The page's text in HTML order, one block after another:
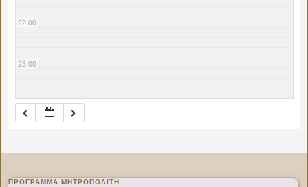
22:00
23:00
ΠΡΌΓΡΑΜΜΑ ΜΗΤΡΟΠΟΛΊΤΗ